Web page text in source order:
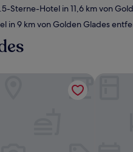
Sterne-Hotel in 11,6 km von
in 9 km von Golden Glades